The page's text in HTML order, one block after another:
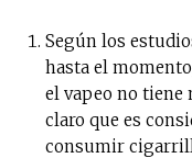
Según los
hasta el
el vapeo no tiene
claro que es
consumir